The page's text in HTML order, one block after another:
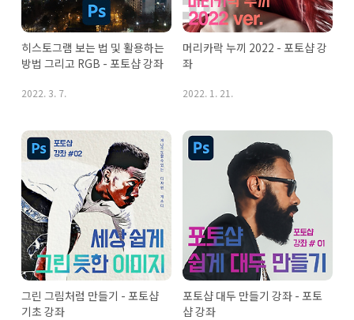
히스토그램 보는 법 및 활용하는
방법 그리고 RGB - 포토샵 강좌
2022. 3. 7.
머리카락 누끼 2022 - 포토샵 강
좌
2022. 1. 21.
그린 그림처럼 만들기 - 포토샵
기초 강좌
포토샵 대두 만들기 강좌 - 포토
샵 강좌